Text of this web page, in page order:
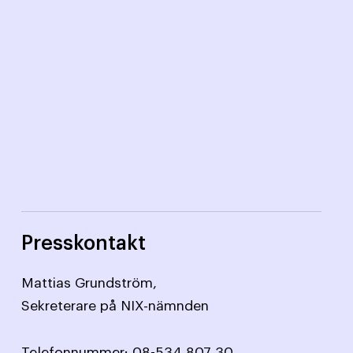
Presskontakt
Mattias Grundström,
Sekreterare på NIX-nämnden